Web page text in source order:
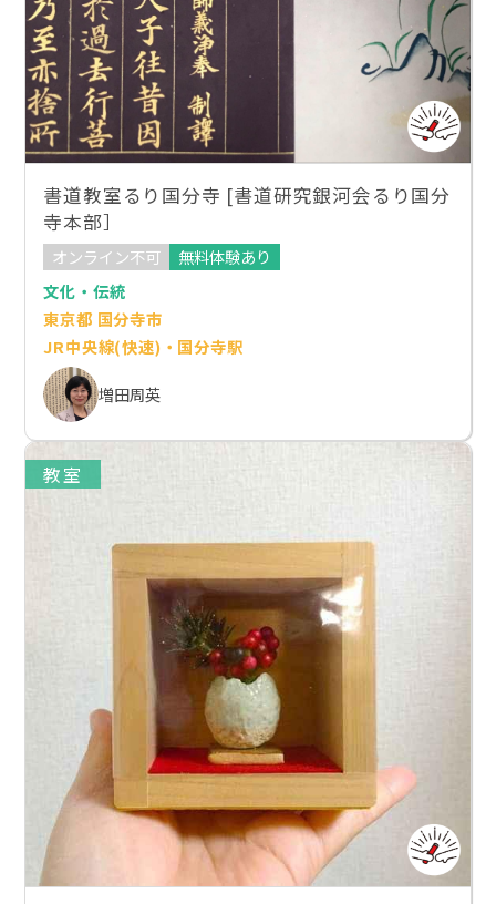
書道教室るり国分寺 [書道研究銀河会るり国分
寺本部］
オンライン不可
無料体験あり
文化・伝統
東京都 国分寺市
JR中央線(快速)・国分寺駅
増田周英
教室